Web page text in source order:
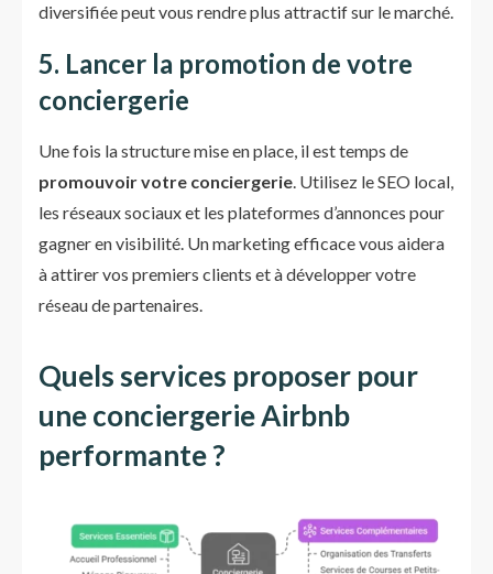
diversifiée peut vous rendre plus attractif sur le marché.
5. Lancer la promotion de votre
conciergerie
Une fois la structure mise en place, il est temps de
promouvoir votre conciergerie. Utilisez le SEO local,
les réseaux sociaux et les plateformes d’annonces pour
gagner en visibilité. Un marketing efficace vous aidera
à attirer vos premiers clients et à développer votre
réseau de partenaires.
Quels services proposer pour
une conciergerie Airbnb
performante ?